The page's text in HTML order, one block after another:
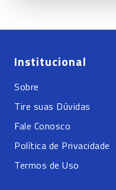
Institucional
Sobre
Tire suas Dúvidas
Fale Conosco
Política de Privacidade
Termos de Uso